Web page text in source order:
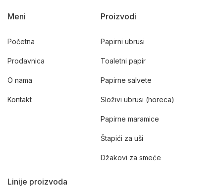
Meni
Početna
Prodavnica
O nama
Kontakt
Proizvodi
Papirni ubrusi
Toaletni papir
Papirne salvete
Složivi ubrusi (horeca)
Papirne maramice
Štapići za uši
Džakovi za smeće
Linije proizvoda